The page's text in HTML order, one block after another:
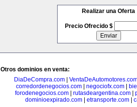
Realizar una Oferta
Precio Ofrecido $
Otros dominios en venta:
DiaDeCompra.com|
corredordenegocios.com
negociofx.com
forodenegocios.com| rutasdeargentina.com|
dominioexpirado.com| etransporte.com|